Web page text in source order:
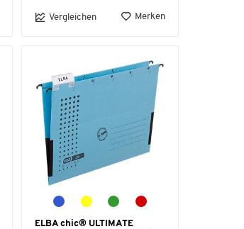
Vergleichen Merken
ELBA chic® ULTIMATE